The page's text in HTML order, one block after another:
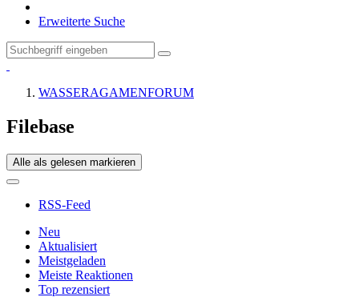
Erweiterte Suche
WASSERAGAMENFORUM
Filebase
Alle als gelesen markieren
RSS-Feed
Neu
Aktualisiert
Meistgeladen
Meiste Reaktionen
Top rezensiert